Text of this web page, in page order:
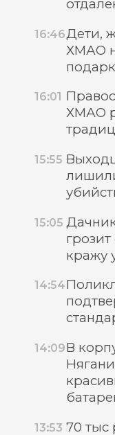
16:46Дети,
ХМАО
16:01
ХМАО
15:55
15:05
кражу
14:54
14:09В
13:53 70 тыс